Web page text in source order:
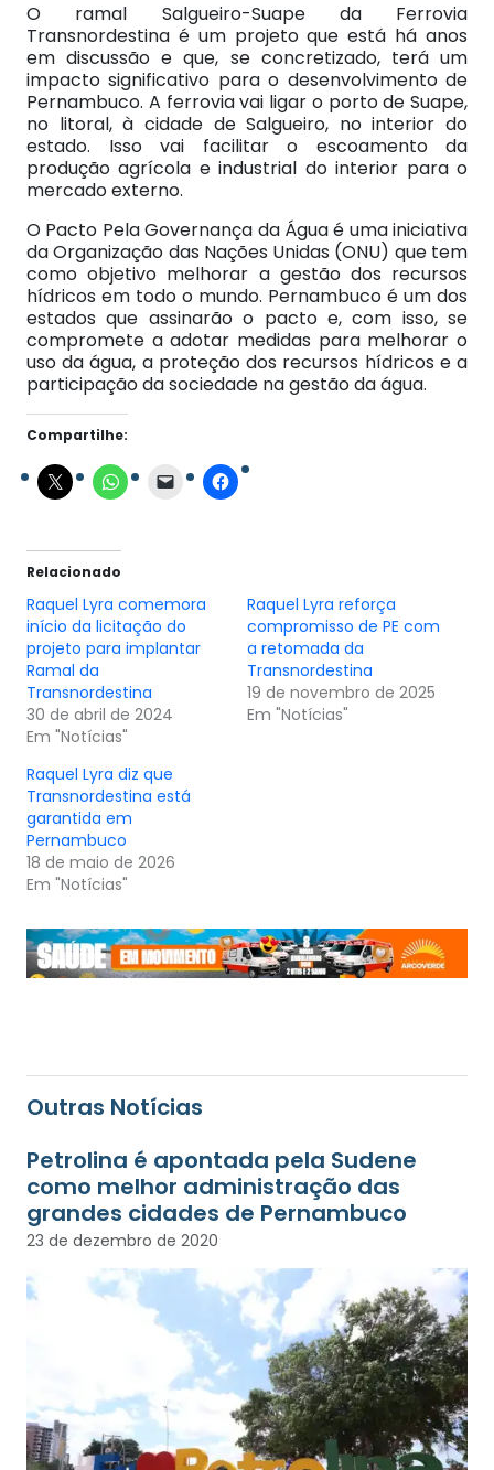
O ramal Salgueiro-Suape da Ferrovia
Transnordestina é um projeto que está há anos
em discussão e que, se concretizado, terá um
impacto significativo para o desenvolvimento de
Pernambuco. A ferrovia vai ligar o porto de Suape,
no litoral, à cidade de Salgueiro, no interior do
estado. Isso vai facilitar o escoamento da
produção agrícola e industrial do interior para o
mercado externo.
O Pacto Pela Governança da Água é uma iniciativa
da Organização das Nações Unidas (ONU) que tem
como objetivo melhorar a gestão dos recursos
hídricos em todo o mundo. Pernambuco é um dos
estados que assinarão o pacto e, com isso, se
compromete a adotar medidas para melhorar o
uso da água, a proteção dos recursos hídricos e a
participação da sociedade na gestão da água.
Compartilhe:
Relacionado
Raquel Lyra comemora
início da licitação do
projeto para implantar
Ramal da
Transnordestina
30 de abril de 2024
Em "Notícias"
Raquel Lyra reforça
compromisso de PE com
a retomada da
Transnordestina
19 de novembro de 2025
Em "Notícias"
Raquel Lyra diz que
Transnordestina está
garantida em
Pernambuco
18 de maio de 2026
Em "Notícias"
Outras Notícias
Petrolina é apontada pela Sudene
como melhor administração das
grandes cidades de Pernambuco
23 de dezembro de 2020